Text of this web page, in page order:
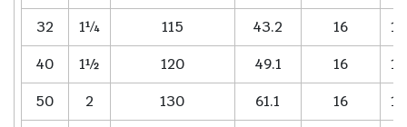
32
1¼ 115 43.2 16
16
40
1½ 120 49.1 16
16
50
2 130 61.1 16
16